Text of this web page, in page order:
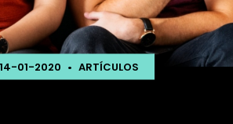
14-01-2020 • ARTÍCULOS